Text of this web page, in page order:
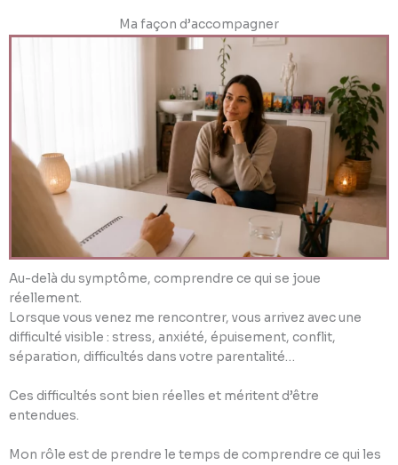
Ma façon d’accompagner
Au-delà du symptôme, comprendre ce qui se joue
réellement.
Lorsque vous venez me rencontrer, vous arrivez avec une
difficulté visible : stress, anxiété, épuisement, conflit,
séparation, difficultés dans votre parentalité…
Ces difficultés sont bien réelles et méritent d’être
entendues.
Mon rôle est de prendre le temps de comprendre ce qui les